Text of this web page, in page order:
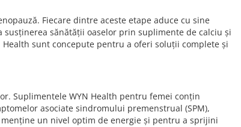
Fiecare dintre aceste etape aduce cu sine
sănătății oaselor prin suplimente de calciu și
sunt concepute pentru a oferi soluții complete și
Suplimentele WYN Health pentru femei conțin
asociate sindromului premenstrual (SPM),
un nivel optim de energie și pentru a sprijini